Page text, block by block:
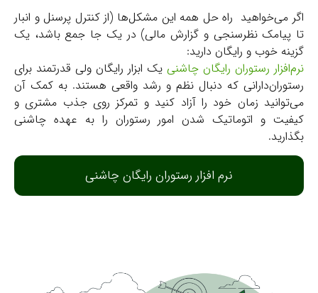
اگر می‌خواهید راه حل همه این مشکل‌ها (از کنترل پرسنل و انبار
تا پیامک نظرسنجی و گزارش مالی) در یک جا جمع باشد، یک
گزینه خوب و رایگان دارید:
نرم‌افزار رستوران رایگان چاشنی یک ابزار رایگان ولی قدرتمند برای
رستوران‌دارانی که دنبال نظم و رشد واقعی هستند. به کمک آن
می‌توانید زمان خود را آزاد کنید و تمرکز روی جذب مشتری و
کیفیت و اتوماتیک شدن امور رستوران را به عهده چاشنی
بگذارید.
نرم افزار رستوران رایگان چاشنی